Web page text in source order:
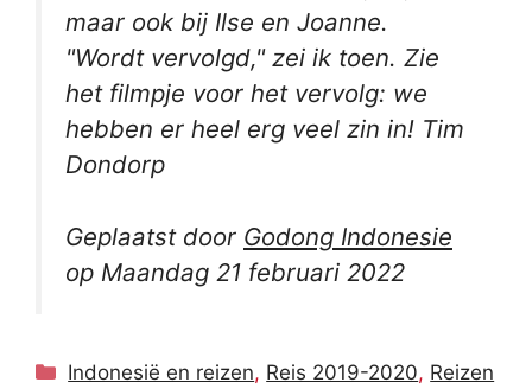
maar ook bij Ilse en Joanne.
"Wordt vervolgd," zei ik toen. Zie
het filmpje voor het vervolg: we
hebben er heel erg veel zin in! Tim
Dondorp
Geplaatst door Godong Indonesie
op Maandag 21 februari 2022
Categorieën
Indonesië en reizen, Reis 2019-2020, Reizen